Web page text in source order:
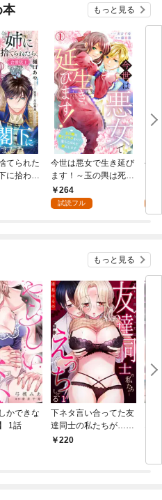
本 もっと見る
てられた
に拾われ
版】1
今世は悪女で生き延び
ます！～玉の輿は死亡
フラグなので、落ちこ
ぼれを婿にします～ 1
264
試読フル
今
ぼ
【
もっと見る
かできな
1話
下ネタ言い合ってた友
達同士の私たちが…一
晩中えっちしてる【TL
220
な
た